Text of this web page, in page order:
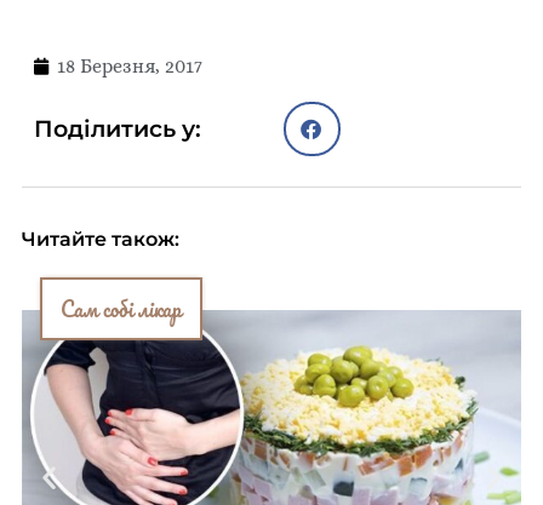
18 Березня, 2017
Поділитись у:
Читайте також:
Сам собі лікар